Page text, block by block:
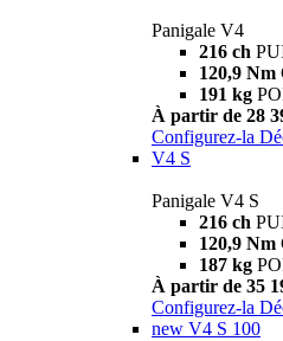
Panigale V4
216 ch
120,9 Nm
191 kg
À partir de 28
Configurez-la
V4 S
Panigale V4 S
216 ch
120,9 Nm
187 kg
À partir de 35
Configurez-la
new V4 S 100